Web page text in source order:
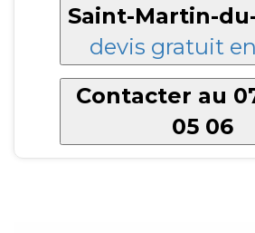
Saint-Martin-
devis gratuit
Contacter au
05 06